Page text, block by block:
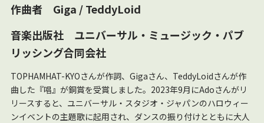
作曲者 Giga / TeddyLoid
音楽出版社 ユニバーサル・ミュージック・パブ
リッシング合同会社
TOPHAMHAT-KYOさんが作詞、Gigaさん、TeddyLoidさんが作
曲した『唱』が銅賞を受賞しました。2023年9月にAdoさんがリ
リースすると、ユニバーサル・スタジオ・ジャパンのハロウィー
ンイベントの主題歌に起用され、ダンスの振り付けとともに大人